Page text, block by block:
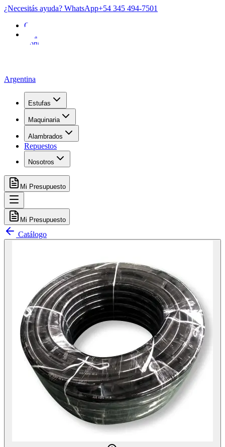
¿Necesitás ayuda? WhatsApp+54 345 494-7501
Garantía
FAQ
Contacto
Argentina
Estufas
Maquinaria
Alambrados
Repuestos
Nosotros
Mi Presupuesto
Mi Presupuesto
Catálogo